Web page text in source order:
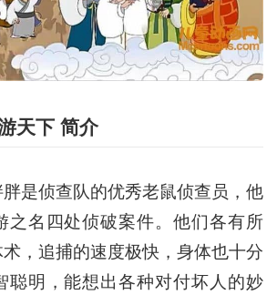
天下 简介
是侦查队的优秀老鼠侦查员，他
之名四处侦破案件。他们各有所
，追捕的速度极快，身体也十分
聪明，能想出各种对付坏人的妙